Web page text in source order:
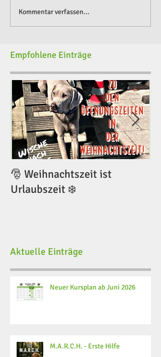
Kommentar verfassen...
Empfohlene Einträge
🎅 Weihnachtszeit ist
Urlaubszeit ❄️
Aktuelle Einträge
Neuer Kursplan ab Juni 2026
M.A.R.C.H. - Erste Hilfe